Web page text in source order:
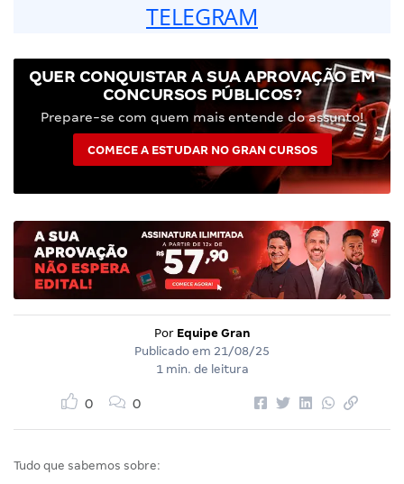
TELEGRAM
QUER CONQUISTAR A SUA APROVAÇÃO EM
CONCURSOS PÚBLICOS?
Prepare-se com quem mais entende do assunto!
COMECE A ESTUDAR NO GRAN CURSOS
Por Equipe Gran
Publicado em 21/08/25
1 min. de leitura
0 0
Tudo que sabemos sobre: